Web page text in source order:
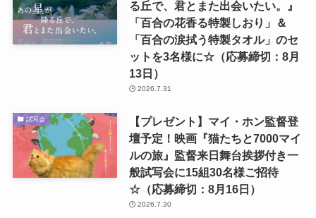
る丘で、君とまた出会いたい。』
「百合の花香る特製しおり」＆
「百合の涙拭う特製タオル」のセ
ットを3名様に☆（応募締切：8月
13日）
2026.7.31
試写会
【プレゼント】マイ・ホン監督登
壇予定！映画『猫たちと7000マイ
ルの旅』監督来日舞台挨拶付き一
般試写会に15組30名様ご招待
☆（応募締切：8月16日）
2026.7.30